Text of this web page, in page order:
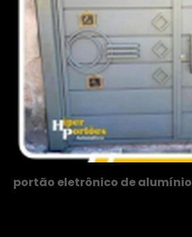
portão eletrônico de alumínio